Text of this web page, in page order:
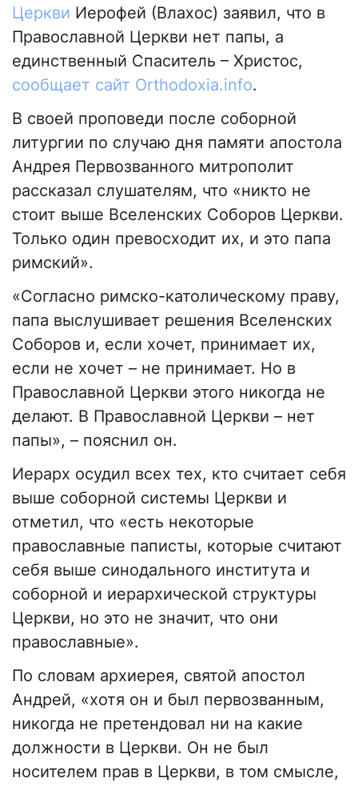
Церкви Иерофей (Влахос) заявил, что в
Православной Церкви нет папы, а
единственный Спаситель – Христос,
сообщает сайт Оrthodoxia.info.
В своей проповеди после соборной
литургии по случаю дня памяти апостола
Андрея Первозванного митрополит
рассказал слушателям, что «никто не
стоит выше Вселенских Соборов Церкви.
Только один превосходит их, и это папа
римский».
«Согласно римско-католическому праву,
папа выслушивает решения Вселенских
Соборов и, если хочет, принимает их,
если не хочет – не принимает. Но в
Православной Церкви этого никогда не
делают. В Православной Церкви – нет
папы», – пояснил он.
Иерарх осудил всех тех, кто считает себя
выше соборной системы Церкви и
отметил, что «есть некоторые
православные паписты, которые считают
себя выше синодального института и
соборной и иерархической структуры
Церкви, но это не значит, что они
православные».
По словам архиерея, святой апостол
Андрей, «хотя он и был первозванным,
никогда не претендовал ни на какие
должности в Церкви. Он не был
носителем прав в Церкви, в том смысле,